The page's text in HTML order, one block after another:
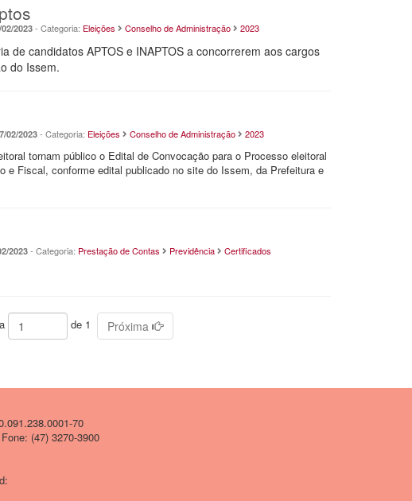
2023 - Categoria: Eleições Conselho de Administração 2023
de candidatos APTOS e INAPTOS a concorrerem aos cargos
do Issem.
02/2023 - Categoria: Eleições Conselho de Administração 2023
tornam público o Edital de Convocação para o Processo eleitoral
e Fiscal, conforme edital publicado no site do Issem, da Prefeitura e
2023 - Categoria: Prestação de Contas Previdência Certificados
de 1 Próxima
70
(47) 3270-3900